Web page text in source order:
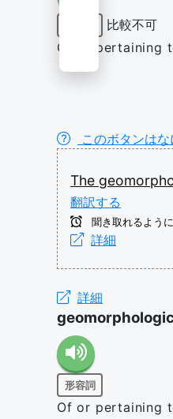
比較不可
Of or pertaining
このボタンはな
The
翻訳する
聞き取れるよう
詳細
詳細
形容詞
Of or pertaining